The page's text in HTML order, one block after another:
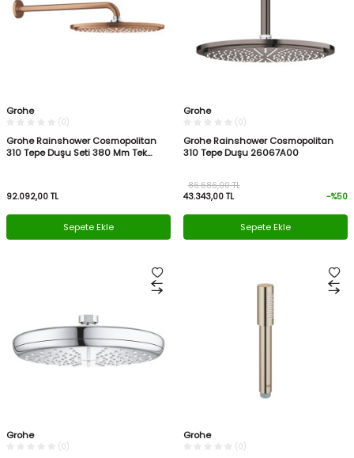
Grohe
(0)
Grohe Rainshower Cosmopolitan
310 Tepe Duşu Seti 380 Mm Tek
92.092,00 TL
Sepete Ekle
Grohe
(0)
Grohe Rainshower Cosmopolitan
310 Tepe Duşu 26067A00
43.343,00 TL
86.686,00TL
-%50
Sepete Ekle
Grohe
(0)
Grohe
(0)